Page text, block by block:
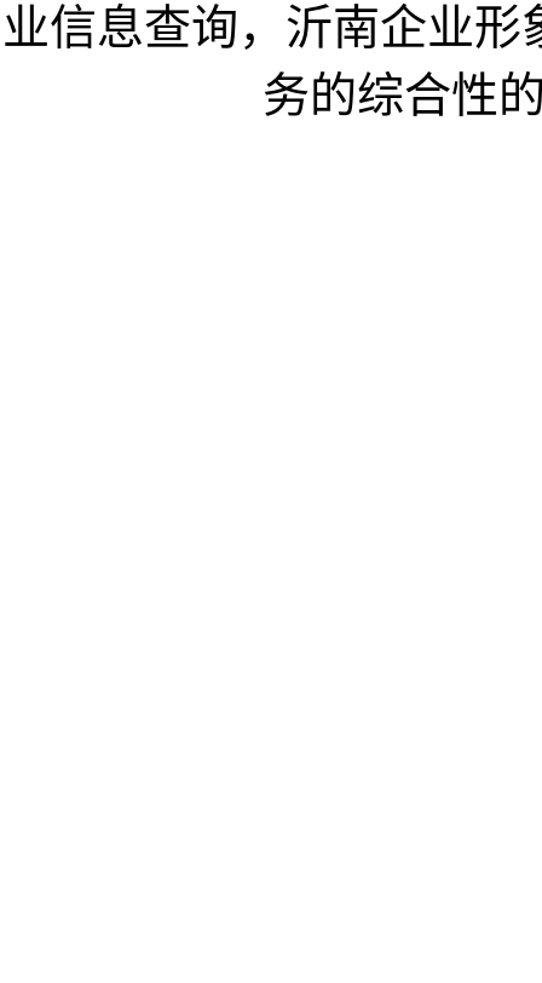
业信息查询，沂南企业
务的综合性